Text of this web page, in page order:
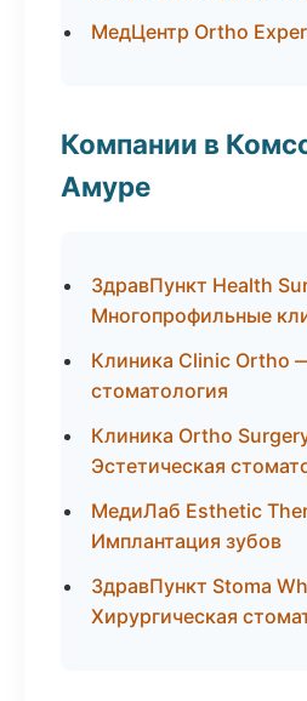
МедЦентр Ortho
Компании в
Амуре
ЗдравПункт Health
Многопрофильные
Клиника Clinic Ortho
стоматология
Клиника Ortho
Эстетическая
МедиЛаб Esthetic
Имплантация зубов
ЗдравПункт Stoma
Хирургическая